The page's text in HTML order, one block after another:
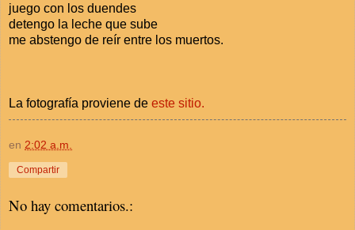
juego con los duendes
detengo la leche que sube
me abstengo de reír entre los muertos.
La fotografía proviene de este sitio.
en 2:02 a.m.
Compartir
No hay comentarios.: